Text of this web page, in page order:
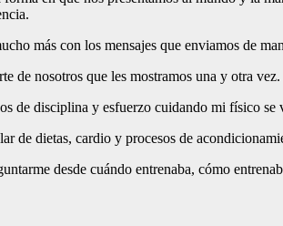
más con los mensajes que enviamos de
de nosotros que les mostramos una y otra vez.
de disciplina y esfuerzo cuidando mi físico
de dietas, cardio y procesos de
desde cuándo entrenaba, cómo